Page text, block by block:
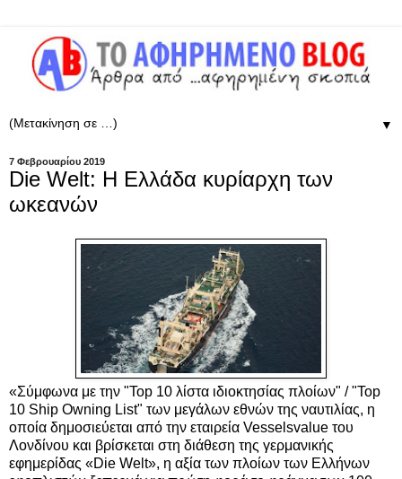
▼
7 Φεβρουαρίου 2019
Die Welt: Η Ελλάδα κυρίαρχη των
ωκεανών
«Σύμφωνα με την "Top 10 λίστα ιδιοκτησίας πλοίων" / "Top
10 Ship Owning List" των μεγάλων εθνών της ναυτιλίας, η
οποία δημοσιεύεται από την εταιρεία Vesselsvalue του
Λονδίνου και βρίσκεται στη διάθεση της γερμανικής
εφημερίδας «Die Welt», η αξία των πλοίων των Ελλήνων